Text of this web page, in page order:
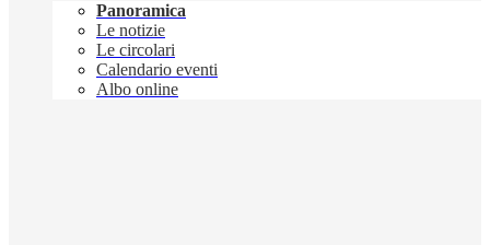
Panoramica
Le notizie
Le circolari
Calendario eventi
Albo online